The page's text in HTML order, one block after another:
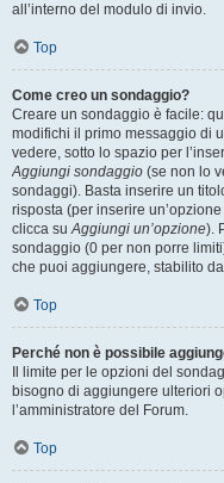
all’interno del modulo di invio.
Top
Come creo un sondaggio?
Creare un sondaggio è facile:
modifichi il primo messaggio di
vedere, sotto lo spazio per
Aggiungi sondaggio (se non lo
sondaggi). Basta inserire un
risposta (per inserire
clicca suAggiungi un’opzione).
sondaggio (0 per non porre
che puoi aggiungere, stabilito
Top
Perché non è possibile
Il limite per le opzioni del
bisogno di aggiungere ulteriori
l’amministratore del Forum.
Top